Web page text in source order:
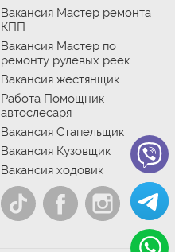
Вакансия Мастер ремонта
КПП
Вакансия Мастер по
ремонту рулевых реек
Вакансия жестянщик
Работа Помощник
автослесаря
Вакансия Стапельщик
Вакансия Кузовщик
Вакансия ходовик